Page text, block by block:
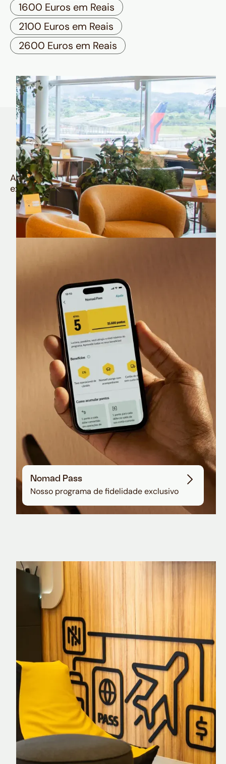
1600 Euros em Reais
2100 Euros em Reais
2600 Euros em Reais
Quem é Nomad tem
muito mais
Aproveite todos os benefícios e vantagens
exclusivas da sua Conta Internacional
Nomad Lounge
Sala VIP no Aeroporto de Guarulhos
Nomad Pass
Nosso programa de fidelidade exclusivo
Nomad Explorer
Cartão de crédito brasileiro com cashback
em dólar